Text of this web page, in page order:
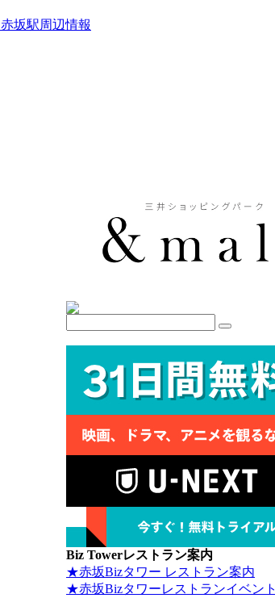
赤坂駅周辺情報
Biz Towerレストラン案内
★赤坂Bizタワー レストラン案内
★赤坂Bizタワーレストランイベント